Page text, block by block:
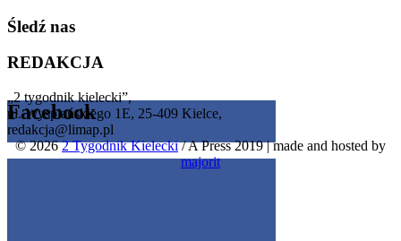
Śledź nas
REDAKCJA
„2 tygodnik kielecki”,
ul. Wyspiańskiego 1E, 25-409 Kielce,
redakcja@limap.pl
© 20262 Tygodnik Kielecki/ A Press 2019|made and hosted by
majorit
Facebook
Get the Facebook Likebox Slider Pro for WordPress